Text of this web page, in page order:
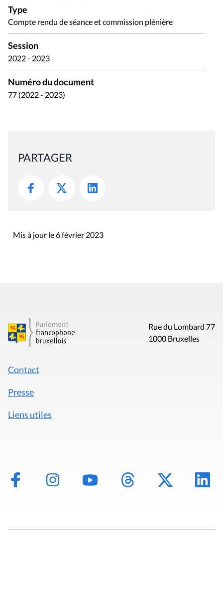
Type
Compte rendu de séance et commission plénière
Session
2022 - 2023
Numéro du document
77 (2022 - 2023)
PARTAGER
Mis à jour le 6 février 2023
Rue du Lombard 77
1000 Bruxelles
Contact
Presse
Liens utiles